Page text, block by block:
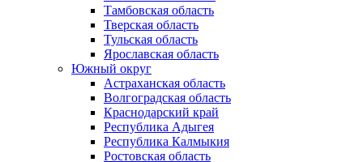
Тамбовская область
Тверская область
Тульская область
Ярославская область
Южный округ
Астраханская область
Волгоградская область
Краснодарский край
Республика Адыгея
Республика Калмыкия
Ростовская область